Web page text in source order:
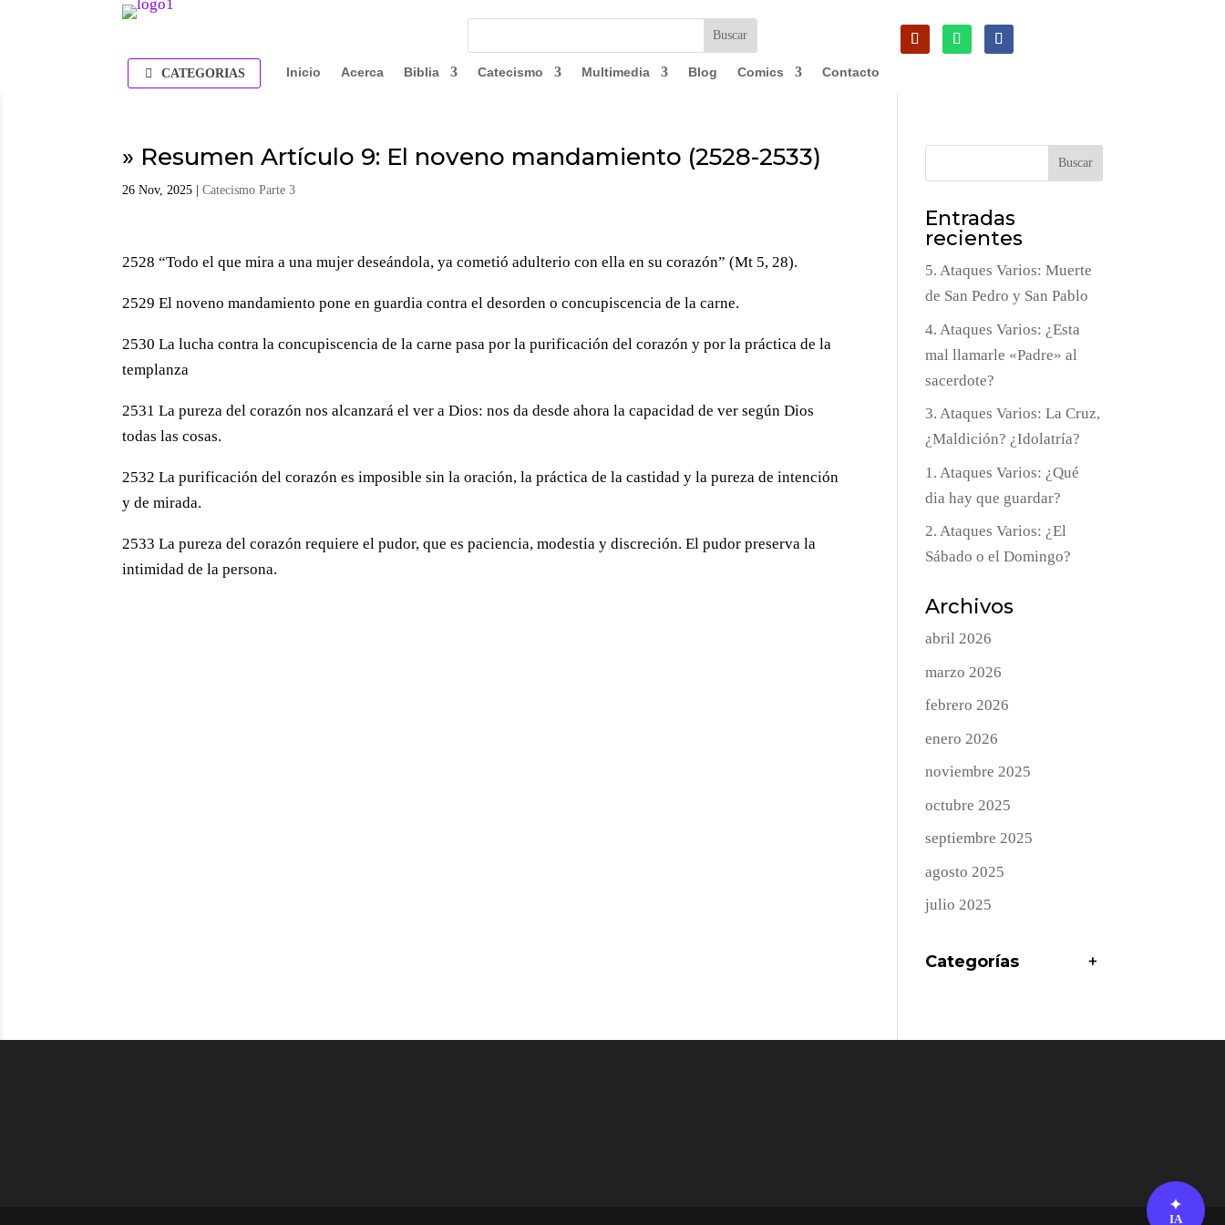
CATEGORIAS Inicio Acerca Biblia Catecismo Multimedia Blog Comics Contacto
» Resumen Artículo 9: El noveno mandamiento (2528-2533)
26 Nov, 2025 |Catecismo Parte 3
2528 “Todo el que mira a una mujer deseándola, ya cometió adulterio con ella en su corazón” (Mt 5, 28).
2529 El noveno mandamiento pone en guardia contra el desorden o concupiscencia de la carne.
2530 La lucha contra la concupiscencia de la carne pasa por la purificación del corazón y por la práctica de la
templanza
2531 La pureza del corazón nos alcanzará el ver a Dios: nos da desde ahora la capacidad de ver según Dios
todas las cosas.
2532 La purificación del corazón es imposible sin la oración, la práctica de la castidad y la pureza de intención
y de mirada.
2533 La pureza del corazón requiere el pudor, que es paciencia, modestia y discreción. El pudor preserva la
intimidad de la persona.
Buscar
Entradas
recientes
5. Ataques Varios: Muerte
de San Pedro y San Pablo
4. Ataques Varios: ¿Esta
mal llamarle «Padre» al
sacerdote?
3. Ataques Varios: La Cruz,
¿Maldición? ¿Idolatría?
1. Ataques Varios: ¿Qué
dia hay que guardar?
2. Ataques Varios: ¿El
Sábado o el Domingo?
Archivos
abril 2026
marzo 2026
febrero 2026
enero 2026
noviembre 2025
octubre 2025
septiembre 2025
agosto 2025
julio 2025
Categorías +
✦
IA